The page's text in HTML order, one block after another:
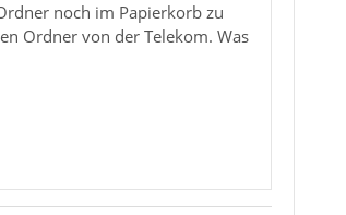
noch im Papierkorb zu
Ordner von der Telekom. Was